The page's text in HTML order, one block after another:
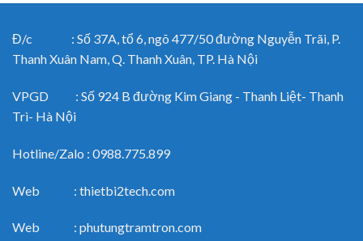
Đ/c : Số 37A, tổ 6, ngõ 477/50 đường Nguyễn Trãi, P.
Thanh Xuân Nam, Q. Thanh Xuân, TP. Hà Nội
VPGD : Số 924 B đường Kim Giang - Thanh Liệt- Thanh
Trì- Hà Nội
Hotline/Zalo : 0988.775.899
Web : thietbi2tech.com
Web : phutungtramtron.com